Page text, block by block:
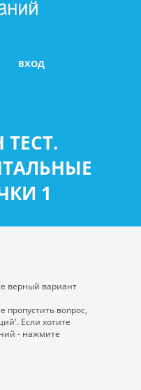
ВХОД
1
верный вариант
пропустить вопрос,
Если хотите
- нажмите